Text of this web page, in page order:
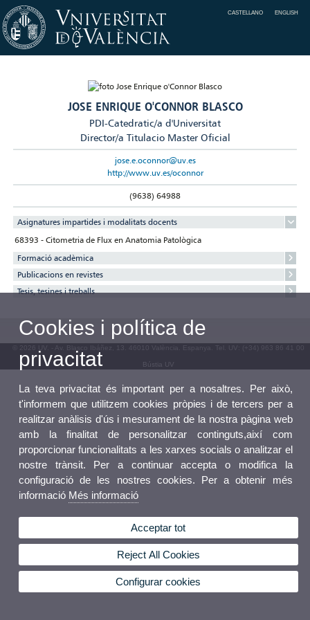
CASTELLANO ENGLISH
JOSE ENRIQUE O'CONNOR BLASCO
PDI-Catedratic/a d'Universitat
Director/a Titulacio Master Oficial
jose.e.oconnor@uv.es
http://www.uv.es/oconnor
(9638) 64988
Asignatures impartides i modalitats docents
68393 - Citometria de Flux en Anatomia Patològica
Formació acadèmica
Publicacions en revistes
Tesis, tesines i treballs
© 2026 UV. - Av. Blasco Ibáñez, 13. 46010 València. Espanya. Tel. UV: (+34) 963 86 41 00
Bústia UV
Cookies i política de
privacitat
La teva privacitat és important per a nosaltres. Per això,
t'informem que utilitzem cookies pròpies i de tercers per a
realitzar anàlisis d'ús i mesurament de la nostra pàgina web
amb la finalitat de personalitzar continguts,així com
proporcionar funcionalitats a les xarxes socials o analitzar el
nostre trànsit. Per a continuar accepta o modifica la
configuració de les nostres cookies. Per a obtenir més
informació Més informació
Acceptar tot
Reject All Cookies
Configurar cookies